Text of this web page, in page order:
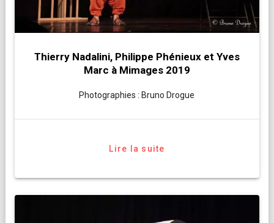
Thierry Nadalini, Philippe Phénieux et Yves
Marc à Mimages 2019
Photographies : Bruno Drogue
Lire la suite